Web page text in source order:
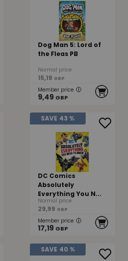
Dog Man 5: Lord of
the Fleas PB
Normal price
15,19 GBP
Member price
9,49 GBP
SAVE 43 %
DC Comics
Absolutely
Everything You N...
Normal price
29,99 GBP
Member price
17,19 GBP
SAVE 40 %